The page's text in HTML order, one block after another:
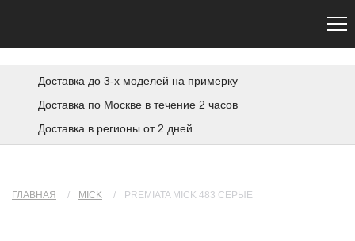
Доставка до 3-х моделей на примерку
Доставка по Москве в течение 2 часов
Доставка в регионы от 2 дней
ГЛАВНАЯ / MICK / PREMIATA MICK 483 СЕРЫЕ